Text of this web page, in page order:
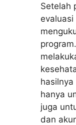
Setelah
hanya
juga
dan